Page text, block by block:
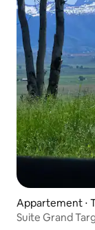
Appartement ⋅
Suite Grand